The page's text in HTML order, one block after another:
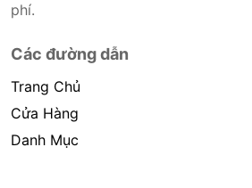
phí.
Các đường dẫn
Trang Chủ
Cửa Hàng
Danh Mục